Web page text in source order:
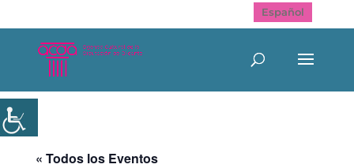
Español
« Todos los Eventos